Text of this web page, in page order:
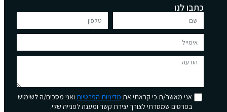
כתבו לנו
אני מאשר/ת כי קראתי את מדיניות הפרטיותואני מסכים/ה לשימוש
בפרטים שמסרתי לצורך יצירת קשר ומענה לפנייה שלי.